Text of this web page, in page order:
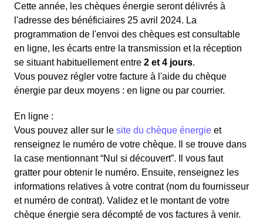
Cette année, les chèques énergie seront délivrés à
l'adresse des bénéficiaires 25 avril 2024. La
programmation de l'envoi des chèques est consultable
en ligne, les écarts entre la transmission et la réception
se situant habituellement entre 2 et 4 jours.
Vous pouvez régler votre facture à l'aide du chèque
énergie par deux moyens : en ligne ou par courrier.
En ligne :
Vous pouvez aller sur le site du chèque énergie et
renseignez le numéro de votre chèque. Il se trouve dans
la case mentionnant “Nul si découvert”. Il vous faut
gratter pour obtenir le numéro. Ensuite, renseignez les
informations relatives à votre contrat (nom du fournisseur
et numéro de contrat). Validez et le montant de votre
chèque énergie sera décompté de vos factures à venir.